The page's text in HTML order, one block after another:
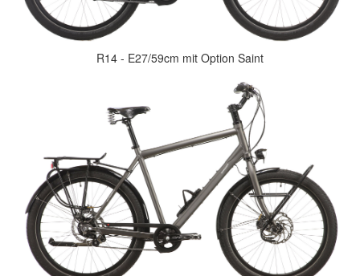
R14 - E27/59cm mit Option Saint